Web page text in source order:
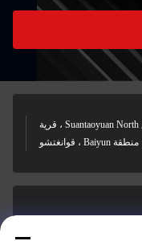
الغرفة B101 ، رقم 10 شارع Suantaoyuan North ، قرية